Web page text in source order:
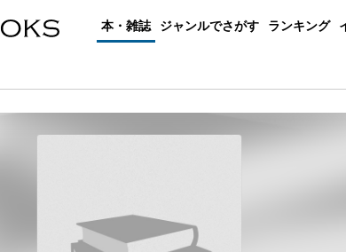
本・雑誌 ジャンルでさがす ランキング